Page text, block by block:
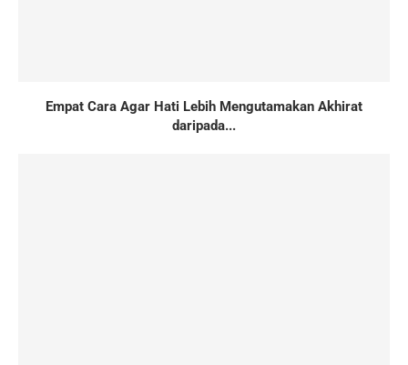
Empat Cara Agar Hati Lebih Mengutamakan Akhirat
daripada...